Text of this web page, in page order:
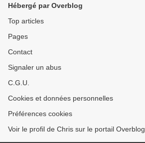
Hébergé par Overblog
Top articles
Pages
Contact
Signaler un abus
C.G.U.
Cookies et données personnelles
Préférences cookies
Voir le profil de Chris sur le portail Overblog